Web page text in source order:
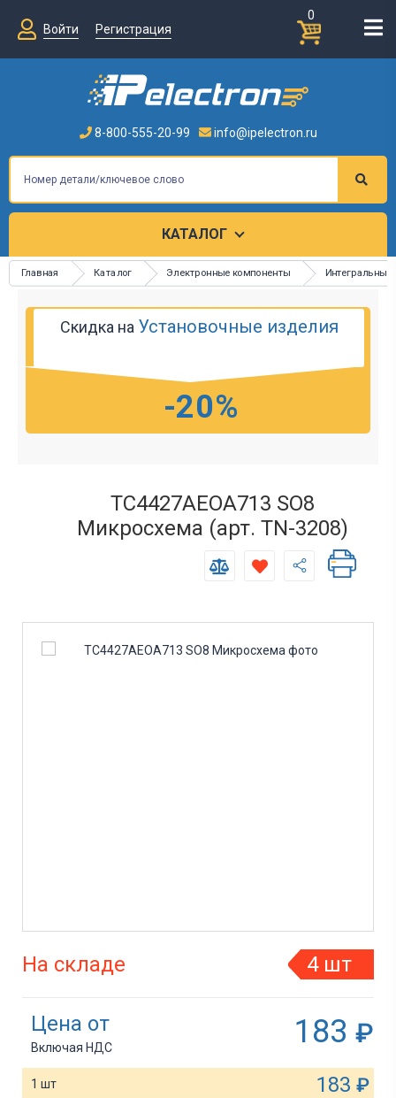
0
Войти
Регистрация
8-800-555-20-99 info@ipelectron.ru
КАТАЛОГ
Главная Каталог Электронные компоненты Интегральные
Скидка на Установочные изделия
-20%
TC4427AEOA713 SO8
Микросхема (арт. TN-3208)
На складе 4 шт
Цена от
Включая НДС 183 ₽
1 шт 183 ₽